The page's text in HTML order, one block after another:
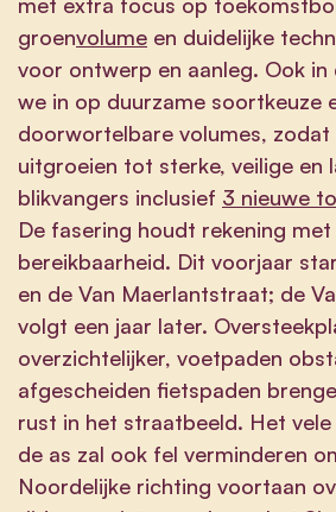
groenvolume en duidelijke
voor ontwerp en aanleg. Ook
we in op duurzame soortkeuze
doorwortelbare volumes, zodat
uitgroeien tot sterke, veilige en
blikvangers inclusief 3 nieuwe
De fasering houdt rekening
bereikbaarheid. Dit voorjaar
en de Van Maerlantstraat; de
volgt een jaar later.
overzichtelijker, voetpaden
afgescheiden fietspaden
rust in het straatbeeld. Het
de as zal ook fel verminderen
Noordelijke richting voortaan